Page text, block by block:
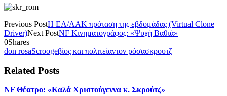
Previous PostΗ ΕΛ/ΛΑΚ πρόταση της εβδομάδας (Virtual Clone
Driver)Next PostNF Κινηματογράφος: «Ψυχή Βαθιά»
0Shares
don rosaScroogeβίος και πολιτείαντον ρόσασκρουτζ
Related Posts
NF Θέατρο: «Καλά Χριστούγεννα κ. Σκρούτζ»